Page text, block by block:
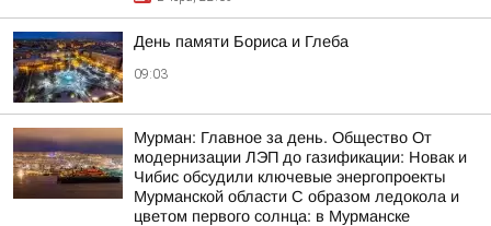
День памяти Бориса и Глеба
09:03
Мурман: Главное за день. Общество От
модернизации ЛЭП до газификации: Новак и
Чибис обсудили ключевые энергопроекты
Мурманской области С образом ледокола и
цветом первого солнца: в Мурманске